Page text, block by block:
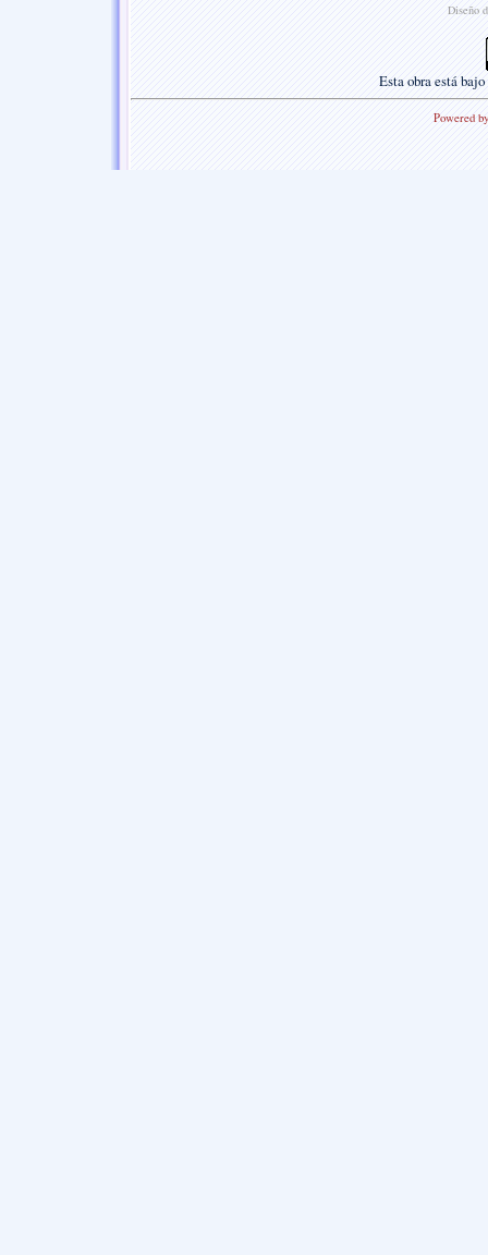
Diseño
Estaobraestá
Powered by